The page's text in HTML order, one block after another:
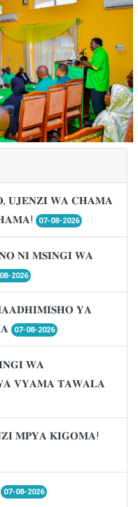
𝐔𝐉𝐄𝐍𝐙𝐈 𝐖𝐀 𝐂𝐇𝐀𝐌𝐀
07-08-2026
𝐍𝐈 𝐌𝐒𝐈𝐍𝐆𝐈 𝐖𝐀
2026
𝐘𝐀
07-08-2026
𝐖𝐀
𝐕𝐘𝐀𝐌𝐀 𝐓𝐀𝐖𝐀𝐋𝐀
𝐌𝐏𝐘𝐀 𝐊𝐈𝐆𝐎𝐌𝐀!
07-08-2026